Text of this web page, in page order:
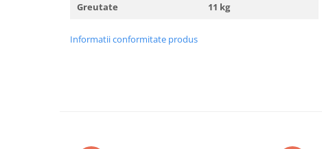
Greutate
11 kg
Informatii conformitate produs